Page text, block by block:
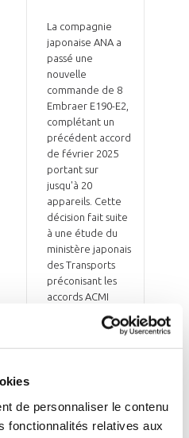
de personnaliser le contenu
fonctionnalités relatives aux
La compagnie
japonaise ANA a
passé une
nouvelle
commande de 8
Embraer E190-E2,
complétant un
précédent accord
de février 2025
portant sur
jusqu'à 20
appareils. Cette
décision fait suite
à une étude du
ministère japonais
des Transports
préconisant les
accords ACMI
pour équilibrer
l'offre sur le
ainsi leur
partenariat : ANA